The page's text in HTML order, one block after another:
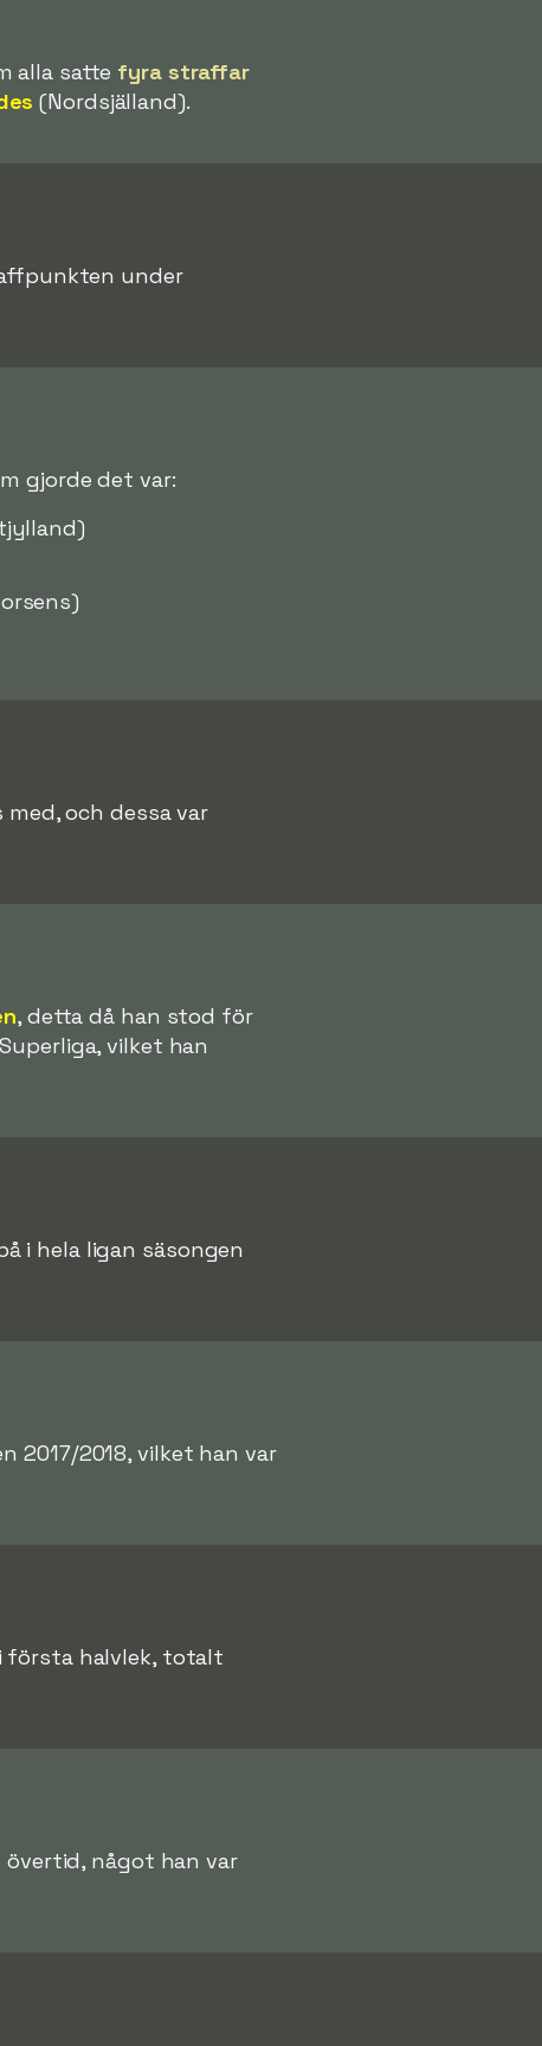
alla satte fyra straffar
(Nordsjälland).
under
gjorde det var:
och dessa var
, detta då han stod för
vilket han
i hela ligan säsongen
2017/2018, vilket han var
första halvlek, totalt
övertid, något han var